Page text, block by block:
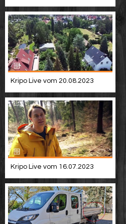
Kripo Live vom 20.08.2023
Kripo Live vom 16.07.2023